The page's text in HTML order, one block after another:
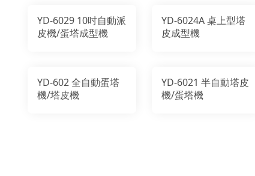
YD-6029 10吋自動派
皮機/蛋塔成型機
YD-6024A 桌上型塔
皮成型機
YD-602 全自動蛋塔
機/塔皮機
YD-6021 半自動塔皮
機/蛋塔機